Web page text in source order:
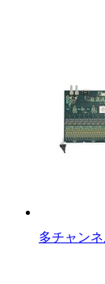
多チャン